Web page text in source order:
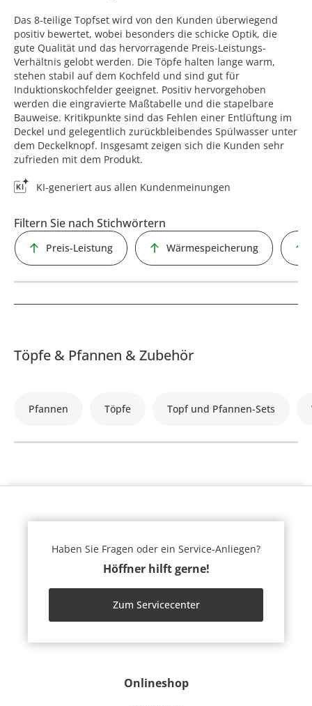
Das 8-teilige Topfset wird von den Kunden überwiegend
positiv bewertet, wobei besonders die schicke Optik, die
gute Qualität und das hervorragende Preis-Leistungs-
Verhältnis gelobt werden. Die Töpfe halten lange warm,
stehen stabil auf dem Kochfeld und sind gut für
Induktionskochfelder geeignet. Positiv hervorgehoben
werden die eingravierte Maßtabelle und die stapelbare
Bauweise. Kritikpunkte sind das Fehlen einer Entlüftung im
Deckel und gelegentlich zurückbleibendes Spülwasser unter
dem Deckelknopf. Insgesamt zeigen sich die Kunden sehr
zufrieden mit dem Produkt.
KI-generiert aus allen Kundenmeinungen
Filtern Sie nach Stichwörtern
Preis-Leistung Wärmespeicherung
Töpfe & Pfannen & Zubehör
Pfannen Töpfe Topf und Pfannen-Sets
Onlineshop
Haben Sie Fragen oder ein Service-Anliegen?
Höffner hilft gerne!
Zum Servicecenter